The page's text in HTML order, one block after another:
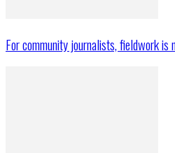
For community journalists, fieldwork is